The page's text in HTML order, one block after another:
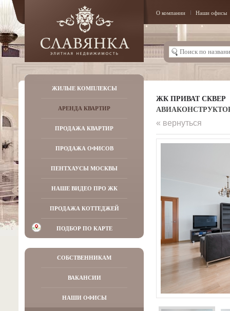
О компании Наши офисы
ЖИЛЫЕ КОМПЛЕКСЫ
АРЕНДА КВАРТИР
ПРОДАЖА КВАРТИР
ПРОДАЖА ОФИСОВ
ПЕНТХАУСЫ МОСКВЫ
НАШЕ ВИДЕО ПРО ЖК
ПРОДАЖА КОТТЕДЖЕЙ
ПОДБОР ПО КАРТЕ
СОБСТВЕННИКАМ
ВАКАНСИИ
НАШИ ОФИСЫ
ЖК ПРИВАТ СКВЕР
« вернуться